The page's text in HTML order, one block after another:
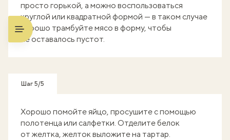
просто горькой, а можно воспользоваться
круглой или квадратной формой — в таком случае
хорошо трамбуйте мясо в форму, чтобы
не оставалось пустот.
Шаг 5/5
Хорошо помойте яйцо, просушите с помощью
полотенца или салфетки. Отделите белок
от желтка, желток выложите на тартар.